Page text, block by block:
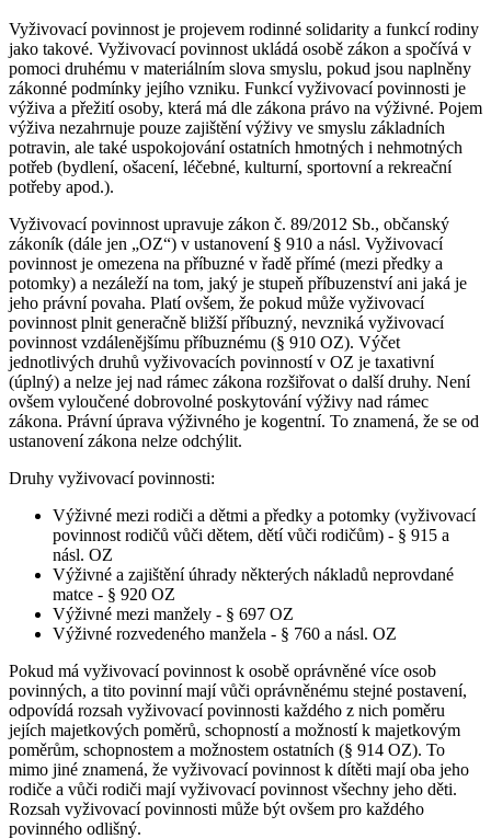
Vyživovací povinnost je projevem rodinné solidarity a funkcí rodiny
jako takové. Vyživovací povinnost ukládá osobě zákon a spočívá v
pomoci druhému v materiálním slova smyslu, pokud jsou naplněny
zákonné podmínky jejího vzniku. Funkcí vyživovací povinnosti je
výživa a přežití osoby, která má dle zákona právo na výživné. Pojem
výživa nezahrnuje pouze zajištění výživy ve smyslu základních
potravin, ale také uspokojování ostatních hmotných i nehmotných
potřeb (bydlení, ošacení, léčebné, kulturní, sportovní a rekreační
potřeby apod.).
Vyživovací povinnost upravuje zákon č. 89/2012 Sb., občanský
zákoník (dále jen „OZ“) v ustanovení § 910 a násl. Vyživovací
povinnost je omezena na příbuzné v řadě přímé (mezi předky a
potomky) a nezáleží na tom, jaký je stupeň příbuzenství ani jaká je
jeho právní povaha. Platí ovšem, že pokud může vyživovací
povinnost plnit generačně bližší příbuzný, nevzniká vyživovací
povinnost vzdálenějšímu příbuznému (§ 910 OZ). Výčet
jednotlivých druhů vyživovacích povinností v OZ je taxativní
(úplný) a nelze jej nad rámec zákona rozšiřovat o další druhy. Není
ovšem vyloučené dobrovolné poskytování výživy nad rámec
zákona. Právní úprava výživného je kogentní. To znamená, že se od
ustanovení zákona nelze odchýlit.
Druhy vyživovací povinnosti:
Výživné mezi rodiči a dětmi a předky a potomky (vyživovací
povinnost rodičů vůči dětem, dětí vůči rodičům) - § 915 a
násl. OZ
Výživné a zajištění úhrady některých nákladů neprovdané
matce - § 920 OZ
Výživné mezi manžely - § 697 OZ
Výživné rozvedeného manžela - § 760 a násl. OZ
Pokud má vyživovací povinnost k osobě oprávněné více osob
povinných, a tito povinní mají vůči oprávněnému stejné postavení,
odpovídá rozsah vyživovací povinnosti každého z nich poměru
jejích majetkových poměrů, schopností a možností k majetkovým
poměrům, schopnostem a možnostem ostatních (§ 914 OZ). To
mimo jiné znamená, že vyživovací povinnost k dítěti mají oba jeho
rodiče a vůči rodiči mají vyživovací povinnost všechny jeho děti.
Rozsah vyživovací povinnosti může být ovšem pro každého
povinného odlišný.